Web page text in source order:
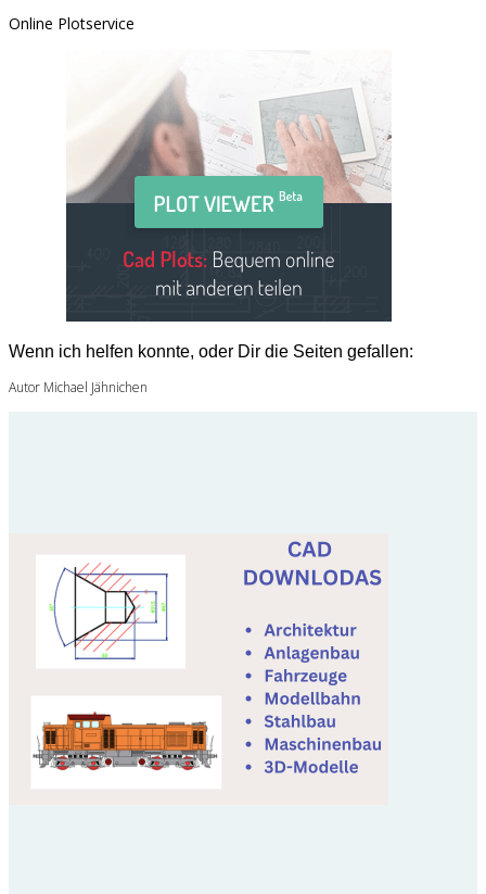
Online Plotservice
Wenn ich helfen konnte, oder Dir die Seiten gefallen:
Autor Michael Jähnichen